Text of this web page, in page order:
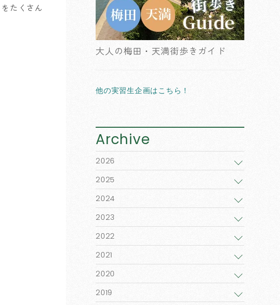
たくさん
大人の梅田・天満街歩きガイド
他の実習生企画はこちら！
Archive
2026
2025
2024
2023
2022
2021
2020
2019